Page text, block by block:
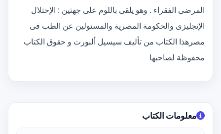
المرضى الفقراء . وهو يلقى باللوم على جهتين : الإحتلال
الإنجليزى والحكومة المصرية والمسئولين عن الطب فى
مصرهذا الكتاب من تأليف سيسيل ألبورت و حقوق الكتاب
محفوظة لصاحبها
معلومات الكتاب